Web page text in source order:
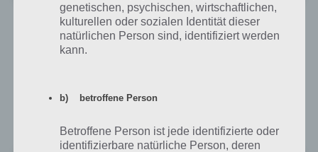
App für iPhone, iPad und iPod Touch im
iTunes App Store
Download erhältlich. Die app kann dabei für iPhone, iPad und iPod
genetischen, psychischen, wirtschaftlichen,
kulturellen oder sozialen Identität dieser
natürlichen Person sind, identifiziert werden
kann.
b) betroffene Person
Betroffene Person ist jede identifizierte oder
identifizierbare natürliche Person, deren